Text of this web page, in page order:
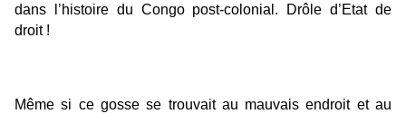
dans l’histoire du Congo post-colonial. Drôle d’Etat de
droit !
Même si ce gosse se trouvait au mauvais endroit et au